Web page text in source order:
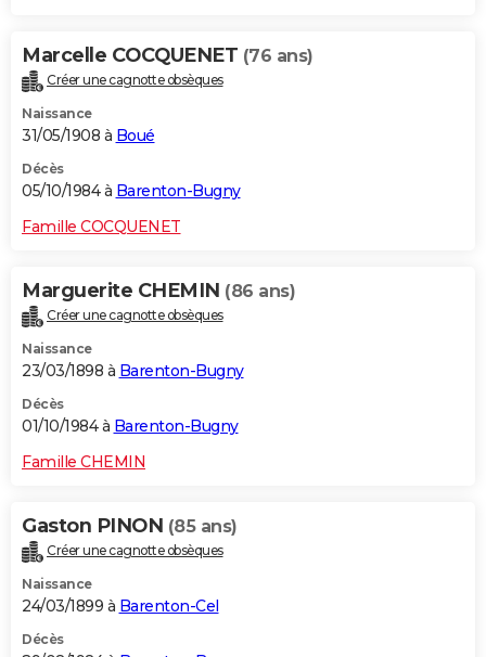
Marcelle COCQUENET (76 ans)
Créer une cagnotte obsèques
Naissance
31/05/1908 à Boué
Décès
05/10/1984 à Barenton-Bugny
Famille COCQUENET
Marguerite CHEMIN (86 ans)
Créer une cagnotte obsèques
Naissance
23/03/1898 à Barenton-Bugny
Décès
01/10/1984 à Barenton-Bugny
Famille CHEMIN
Gaston PINON (85 ans)
Créer une cagnotte obsèques
Naissance
24/03/1899 à Barenton-Cel
Décès